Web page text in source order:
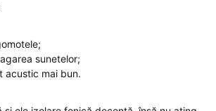
sunetelor;
acustic mai bun.